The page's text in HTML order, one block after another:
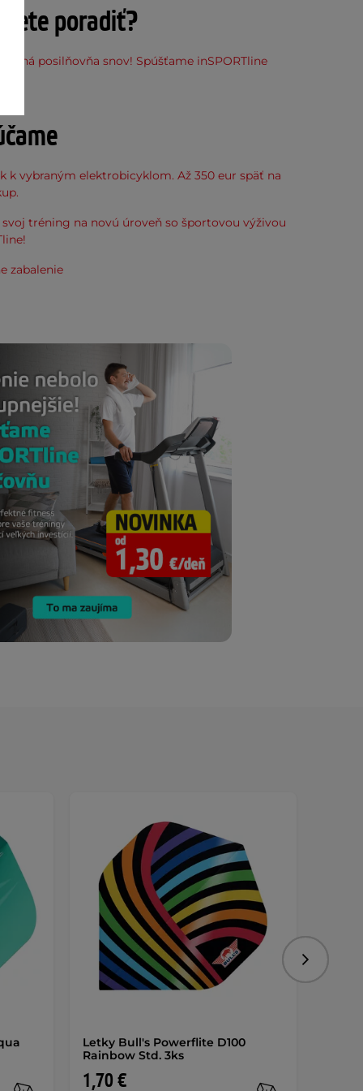
poradiť?
posilňovňa snov! Spúšťame inSPORTline
k vybraným elektrobicyklom. Až 350 eur späť na
svoj tréning na novú úroveň so športovou výživou
zabalenie
Letky Bull's Powerflite D100
Rainbow Std. 3ks
1,70 €